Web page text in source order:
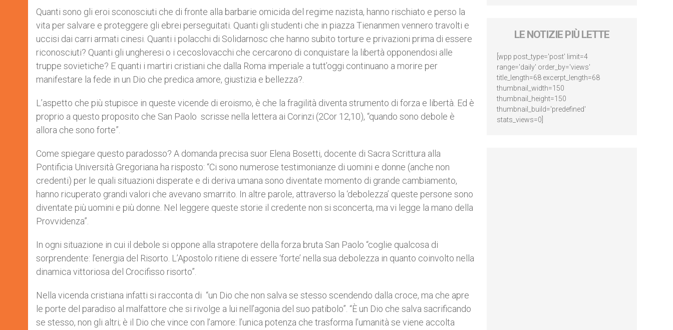
Quanti sono gli eroi sconosciuti che di fronte alla barbarie omicida del regime nazista, hanno rischiato e perso la
vita per salvare e proteggere gli ebrei perseguitati. Quanti gli studenti che in piazza Tienanmen vennero travolti e
uccisi dai carri armati cinesi. Quanti i polacchi di Solidarnosc che hanno subito torture e privazioni prima di essere
riconosciuti? Quanti gli ungheresi o i cecoslovacchi che cercarono di conquistare la libertà opponendosi alle
truppe sovietiche? E quanti i martiri cristiani che dalla Roma imperiale a tutt’oggi continuano a morire per
manifestare la fede in un Dio che predica amore, giustizia e bellezza?.
L’aspetto che più stupisce in queste vicende di eroismo, è che la fragilità diventa strumento di forza e libertà. Ed è
proprio a questo proposito che San Paolo scrisse nella lettera ai Corinzi (2Cor 12,10), “quando sono debole è
allora che sono forte”.
Come spiegare questo paradosso? A domanda precisa suor Elena Bosetti, docente di Sacra Scrittura alla
Pontificia Università Gregoriana ha risposto: “Ci sono numerose testimonianze di uomini e donne (anche non
credenti) per le quali situazioni disperate e di deriva umana sono diventate momento di grande cambiamento,
hanno ricuperato grandi valori che avevano smarrito. In altre parole, attraverso la ‘debolezza’ queste persone sono
diventate più uomini e più donne. Nel leggere queste storie il credente non si sconcerta, ma vi legge la mano della
Provvidenza”.
In ogni situazione in cui il debole si oppone alla strapotere della forza bruta San Paolo “coglie qualcosa di
sorprendente: l’energia del Risorto. L’Apostolo ritiene di essere ‘forte’ nella sua debolezza in quanto coinvolto nella
dinamica vittoriosa del Crocifisso risorto”.
Nella vicenda cristiana infatti si racconta di “un Dio che non salva se stesso scendendo dalla croce, ma che apre
le porte del paradiso al malfattore che si rivolge a lui nell’agonia del suo patibolo”. “È un Dio che salva sacrificando
se stesso, non gli altri; è il Dio che vince con l’amore: l’unica potenza che trasforma l’umanità se viene accolta
LE NOTIZIE PIÙ LETTE
[wpp post_type='post' limit=4
range='daily' order_by='views'
title_length=68 excerpt_length=68
thumbnail_width=150
thumbnail_height=150
thumbnail_build='predefined'
stats_views=0]